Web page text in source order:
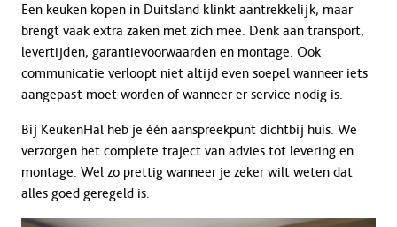
Een keuken kopen in Duitsland klinkt aantrekkelijk, maar
brengt vaak extra zaken met zich mee. Denk aan transport,
levertijden, garantievoorwaarden en montage. Ook
communicatie verloopt niet altijd even soepel wanneer iets
aangepast moet worden of wanneer er service nodig is.
Bij KeukenHal heb je één aanspreekpunt dichtbij huis. We
verzorgen het complete traject van advies tot levering en
montage. Wel zo prettig wanneer je zeker wilt weten dat
alles goed geregeld is.